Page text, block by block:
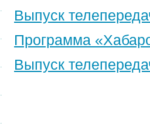
Выпуск
Программа
Выпуск